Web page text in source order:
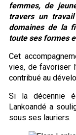
femmes, de
travers un
domaines de la
toute ses formes
Cet
vies, de favoriser
contribué au
Si la décennie
Lankoandé a
sous ses lauriers.